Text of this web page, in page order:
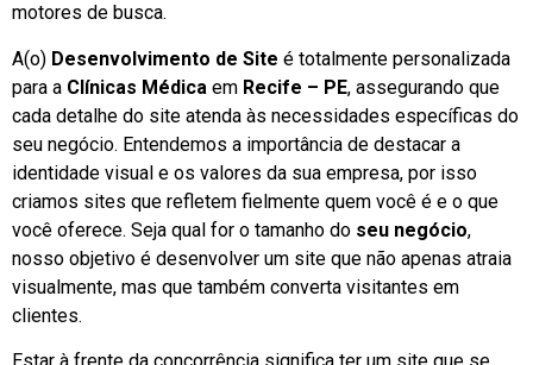
motores de busca.
A(o) Desenvolvimento de Site é totalmente personalizada
para a Clínicas Médica em Recife – PE, assegurando que
cada detalhe do site atenda às necessidades específicas do
seu negócio. Entendemos a importância de destacar a
identidade visual e os valores da sua empresa, por isso
criamos sites que refletem fielmente quem você é e o que
você oferece. Seja qual for o tamanho do seu negócio,
nosso objetivo é desenvolver um site que não apenas atraia
visualmente, mas que também converta visitantes em
clientes.